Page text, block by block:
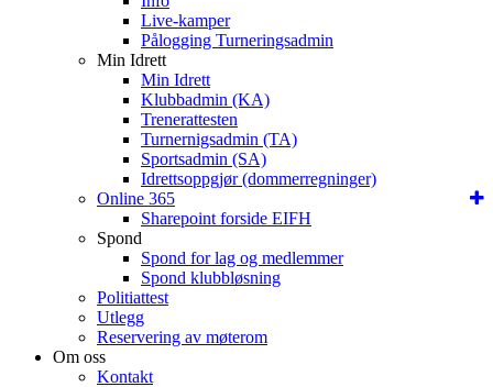
Live-kamper
Pålogging Turneringsadmin
Min Idrett
Min Idrett
Klubbadmin (KA)
Trenerattesten
Turnernigsadmin (TA)
Sportsadmin (SA)
Idrettsoppgjør (dommerregninger)
Online 365
Sharepoint forside EIFH
Spond
Spond for lag og medlemmer
Spond klubbløsning
Politiattest
Utlegg
Reservering av møterom
Om oss
Kontakt